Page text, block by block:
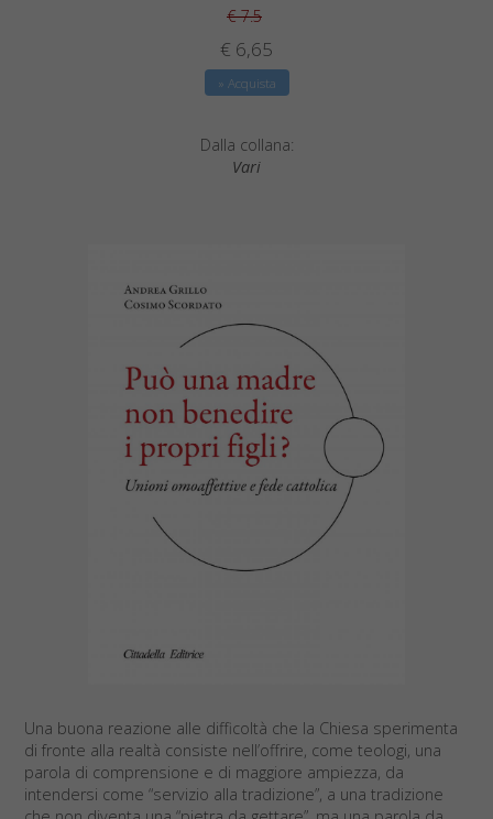
€ 7.5
€ 6,65
» Acquista
Dalla collana:
Vari
Una buona reazione alle difficoltà che la Chiesa sperimenta
di fronte alla realtà consiste nell’offrire, come teologi, una
parola di comprensione e di maggiore ampiezza, da
intendersi come “servizio alla tradizione”, a una tradizione